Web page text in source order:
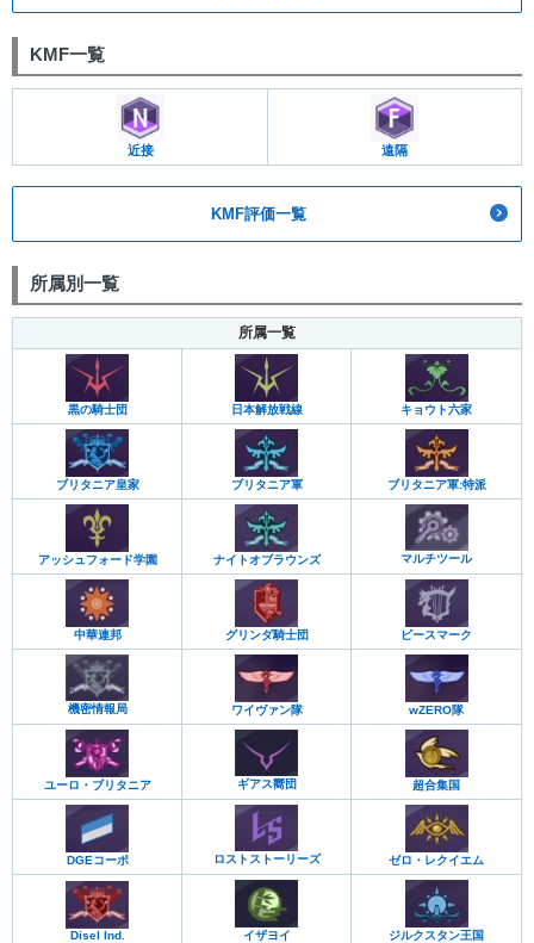
KMF一覧
近接 遠隔
KMF評価一覧
所属別一覧
所属一覧
黒の騎士団 日本解放戦線 キョウト六家
ブリタニア皇家 ブリタニア軍 ブリタニア軍:特派
アッシュフォード学園 ナイトオブラウンズ マルチツール
中華連邦 グリンダ騎士団 ピースマーク
機密情報局 ワイヴァン隊 wZERO隊
ユーロ・ブリタニア ギアス嚮団 超合集国
DGEコーポ ロストストーリーズ ゼロ・レクイエム
Disel Ind. イザヨイ ジルクスタン王国